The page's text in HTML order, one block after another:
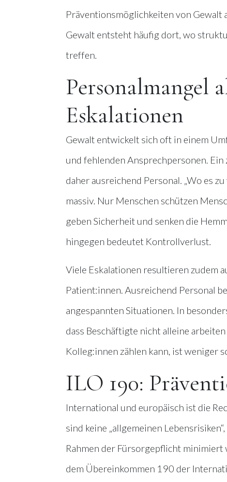
Präventionsmöglichkeiten von Gewalt
Gewalt entsteht häufig dort, wo
treffen.
Personalmangel
Eskalationen
Gewalt entwickelt sich oft in einem
und fehlenden Ansprechpersonen.
daher ausreichend Personal. „Wo es
massiv. Nur Menschen schützen
geben Sicherheit und senken die
hingegen bedeutet Kontrollverlust.
Viele Eskalationen resultieren zudem
Patient:innen. Ausreichend Personal
angespannten Situationen. In
dass Beschäftigte nicht alleine
Kolleg:innen zählen kann, ist weniger
ILO 190:
International und europäisch ist die
sind keine „allgemeinen
Rahmen der Fürsorgepflicht minimiert
dem Übereinkommen 190 der